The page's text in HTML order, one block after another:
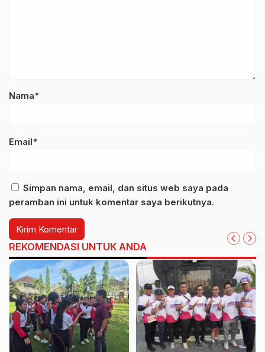
Nama*
Email*
Simpan nama, email, dan situs web saya pada
peramban ini untuk komentar saya berikutnya.
REKOMENDASI UNTUK ANDA